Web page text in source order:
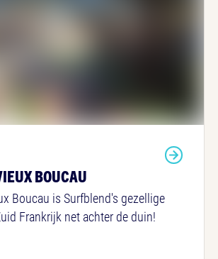
BOUCAU
Boucau is Surfblend's gezellige
Frankrijk net achter de duin!